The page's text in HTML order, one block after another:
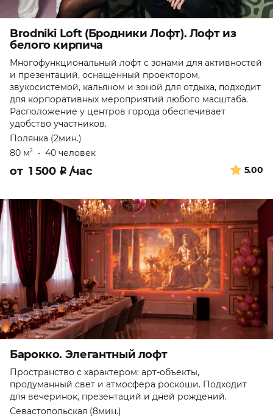
Brodniki Loft (Бродники Лофт). Лофт из
белого кирпича
Многофункциональный лофт с зонами для активностей
и презентаций, оснащенный проектором,
звукосистемой, кальяном и зоной для отдыха, подходит
для корпоративных мероприятий любого масштаба.
Расположение у центров города обеспечивает
удобство участников.
Полянка (2мин.)
80 м2 • 40 человек
5.00
от 1 500 ₽ /час
Барокко. Элегантный лофт
Пространство с характером: арт-объекты,
продуманный свет и атмосфера роскоши. Подходит
для вечеринок, презентаций и дней рождений.
Севастопольская (8мин.)